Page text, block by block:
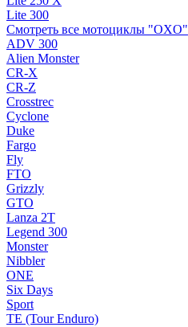
Lite 300
Смотреть все мотоциклы "OXO"
ADV 300
Alien Monster
CR-X
CR-Z
Crosstrec
Cyclone
Duke
Fargo
Fly
FTO
Grizzly
GTO
Lanza 2T
Legend 300
Monster
Nibbler
ONE
Six Days
Sport
TE (Tour Enduro)